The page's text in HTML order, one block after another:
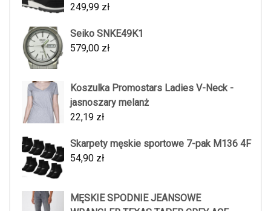
249,99 zł
Seiko SNKE49K1
579,00 zł
Koszulka Promostars Ladies V-Neck -
jasnoszary melanż
22,19 zł
Skarpety męskie sportowe 7-pak M136 4F
54,90 zł
MĘSKIE SPODNIE JEANSOWE